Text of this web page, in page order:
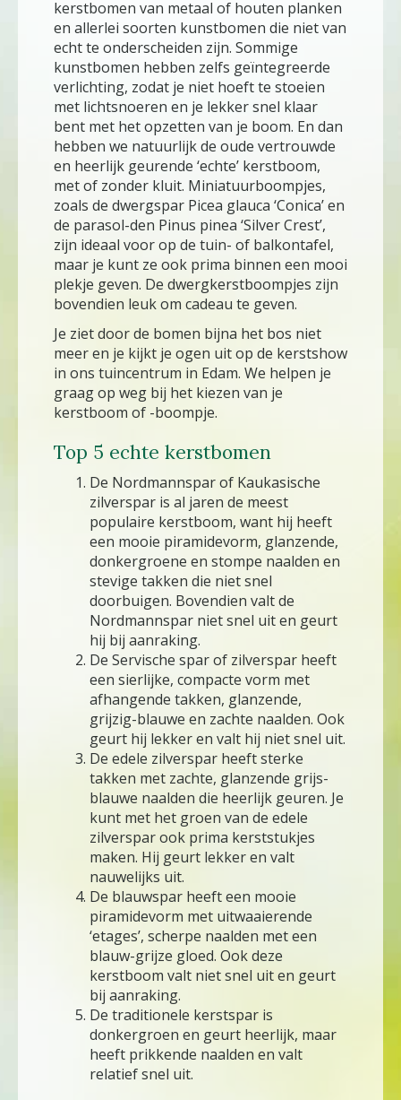
kerstbomen van metaal of houten planken
en allerlei soorten kunstbomen die niet van
echt te onderscheiden zijn. Sommige
kunstbomen hebben zelfs geïntegreerde
verlichting, zodat je niet hoeft te stoeien
met lichtsnoeren en je lekker snel klaar
bent met het opzetten van je boom. En dan
hebben we natuurlijk de oude vertrouwde
en heerlijk geurende ‘echte’ kerstboom,
met of zonder kluit. Miniatuurboompjes,
zoals de dwergspar Picea glauca ‘Conica’ en
de parasol-den Pinus pinea ‘Silver Crest’,
zijn ideaal voor op de tuin- of balkontafel,
maar je kunt ze ook prima binnen een mooi
plekje geven. De dwergkerstboompjes zijn
bovendien leuk om cadeau te geven.
Je ziet door de bomen bijna het bos niet
meer en je kijkt je ogen uit op de kerstshow
in ons tuincentrum in Edam. We helpen je
graag op weg bij het kiezen van je
kerstboom of -boompje.
Top 5 echte kerstbomen
De Nordmannspar of Kaukasische
zilverspar is al jaren de meest
populaire kerstboom, want hij heeft
een mooie piramidevorm, glanzende,
donkergroene en stompe naalden en
stevige takken die niet snel
doorbuigen. Bovendien valt de
Nordmannspar niet snel uit en geurt
hij bij aanraking.
De Servische spar of zilverspar heeft
een sierlijke, compacte vorm met
afhangende takken, glanzende,
grijzig-blauwe en zachte naalden. Ook
geurt hij lekker en valt hij niet snel uit.
De edele zilverspar heeft sterke
takken met zachte, glanzende grijs-
blauwe naalden die heerlijk geuren. Je
kunt met het groen van de edele
zilverspar ook prima kerststukjes
maken. Hij geurt lekker en valt
nauwelijks uit.
De blauwspar heeft een mooie
piramidevorm met uitwaaierende
‘etages’, scherpe naalden met een
blauw-grijze gloed. Ook deze
kerstboom valt niet snel uit en geurt
bij aanraking.
De traditionele kerstspar is
donkergroen en geurt heerlijk, maar
heeft prikkende naalden en valt
relatief snel uit.